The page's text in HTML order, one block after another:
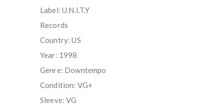
Label: U.N.I.T.Y
Records
Country: US
Year: 1998
Genre: Downtempo
Condition: VG+
Sleeve: VG